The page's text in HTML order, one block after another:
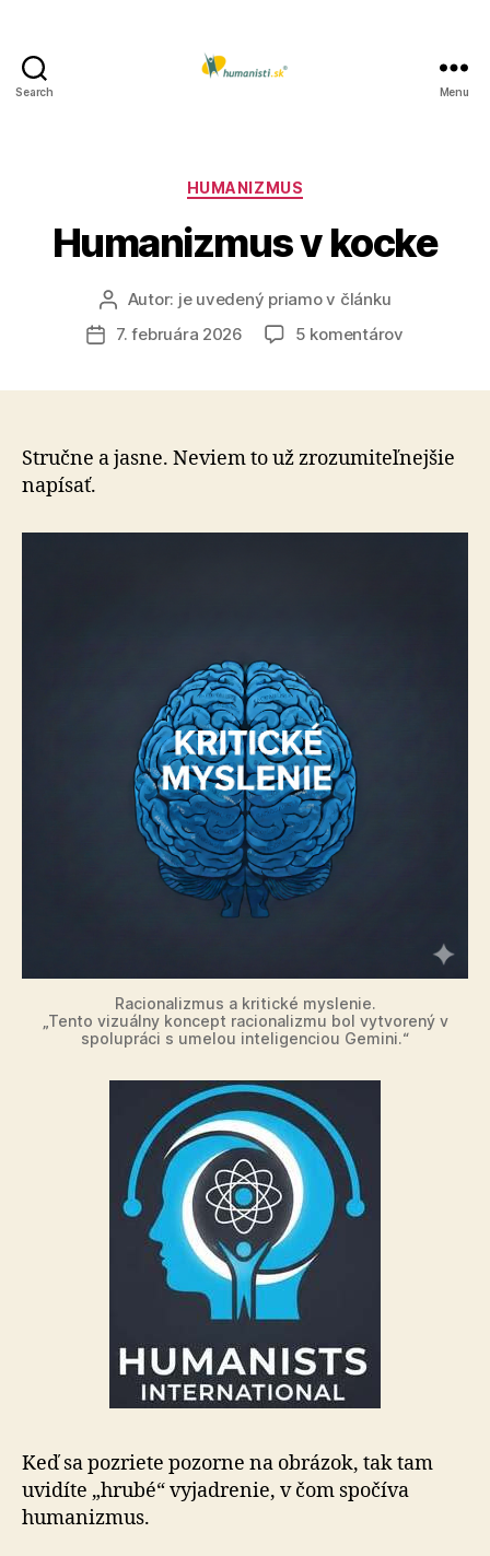
Search Menu
Kategórie
HUMANIZMUS
Humanizmus v kocke
Autor
článku
Autor: je uvedený priamo v článku
Dátum
7. februára 2026 5 komentárovna
Stručne a jasne. Neviem to už zrozumiteľnejšie
napísať.
Racionalizmus a kritické myslenie.
„Tento vizuálny koncept racionalizmu bol vytvorený v
spolupráci s umelou inteligenciou Gemini.“
Keď sa pozriete pozorne na obrázok, tak tam
uvidíte „hrubé“ vyjadrenie, v čom spočíva
humanizmus.